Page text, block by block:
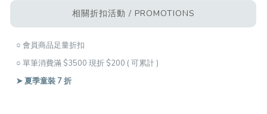
相關折扣活動 / PROMOTIONS
○ 會員商品足量折扣
○ 單筆消費滿 $3500 現折 $200 ( 可累計 )
➤ 夏季童裝 7 折